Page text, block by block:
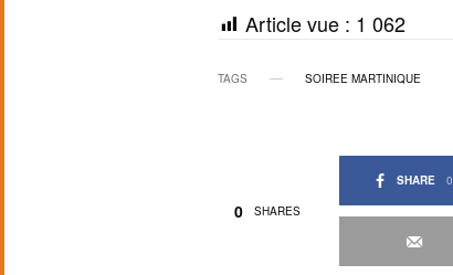
Article vue : 1 062
TAGS SOIREE MARTINIQUE
0 SHARES
SHARE 0